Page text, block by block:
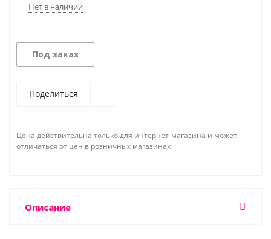
Нет в наличии
Под заказ
Поделиться
Цена действительна только для интернет-магазина и может
отличаться от цен в розничных магазинах
Описание